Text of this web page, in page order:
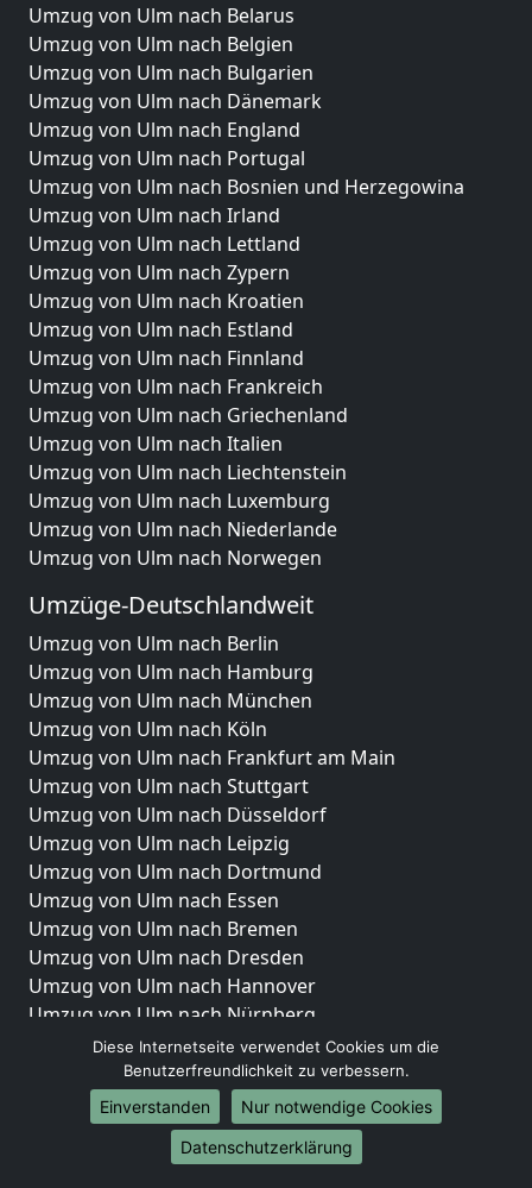
Umzug von Ulm nach Belarus
Umzug von Ulm nach Belgien
Umzug von Ulm nach Bulgarien
Umzug von Ulm nach Dänemark
Umzug von Ulm nach England
Umzug von Ulm nach Portugal
Umzug von Ulm nach Bosnien und Herzegowina
Umzug von Ulm nach Irland
Umzug von Ulm nach Lettland
Umzug von Ulm nach Zypern
Umzug von Ulm nach Kroatien
Umzug von Ulm nach Estland
Umzug von Ulm nach Finnland
Umzug von Ulm nach Frankreich
Umzug von Ulm nach Griechenland
Umzug von Ulm nach Italien
Umzug von Ulm nach Liechtenstein
Umzug von Ulm nach Luxemburg
Umzug von Ulm nach Niederlande
Umzug von Ulm nach Norwegen
Umzüge-Deutschlandweit
Umzug von Ulm nach Berlin
Umzug von Ulm nach Hamburg
Umzug von Ulm nach München
Umzug von Ulm nach Köln
Umzug von Ulm nach Frankfurt am Main
Umzug von Ulm nach Stuttgart
Umzug von Ulm nach Düsseldorf
Umzug von Ulm nach Leipzig
Umzug von Ulm nach Dortmund
Umzug von Ulm nach Essen
Umzug von Ulm nach Bremen
Umzug von Ulm nach Dresden
Umzug von Ulm nach Hannover
Umzug von Ulm nach Nürnberg
Umzug von Ulm nach Duisburg
Umzug von Ulm nach Bochum
Umzug von Ulm nach Wuppertal
Umzug von Ulm nach Bielefeld
Umzug von Ulm nach Bonn
Diese Internetseite verwendet Cookies um die
Benutzerfreundlichkeit zu verbessern.
Einverstanden
Nur notwendige Cookies
Datenschutzerklärung